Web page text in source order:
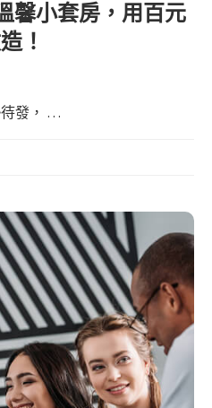
馨小套房，用百元
！
待發， …